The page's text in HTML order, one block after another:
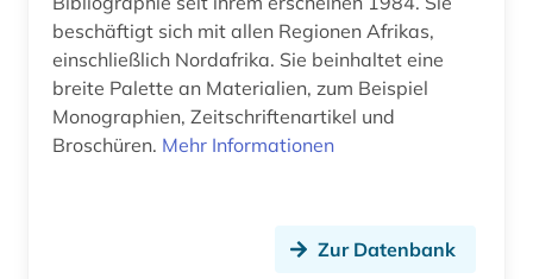
drittes reich (5)
druckgraphik (1)
dynastie (1)
beschäftigt sich mit allen Regionen Afrikas,
einschließlich Nordafrika. Sie beinhaltet eine
breite Palette an Materialien, zum Beispiel
Monographien, Zeitschriftenartikel und
Broschüren. Mehr Informationen
Zur Datenbank